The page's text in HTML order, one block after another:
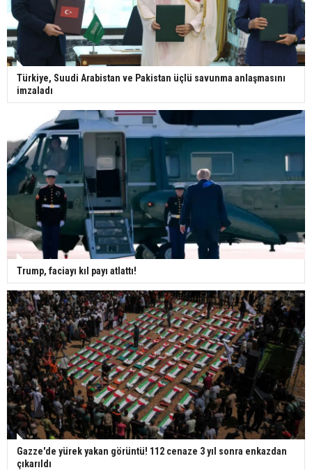
Türkiye, Suudi Arabistan ve Pakistan üçlü savunma anlaşmasını
imzaladı
Trump, faciayı kıl payı atlattı!
Gazze'de yürek yakan görüntü! 112 cenaze 3 yıl sonra enkazdan
çıkarıldı